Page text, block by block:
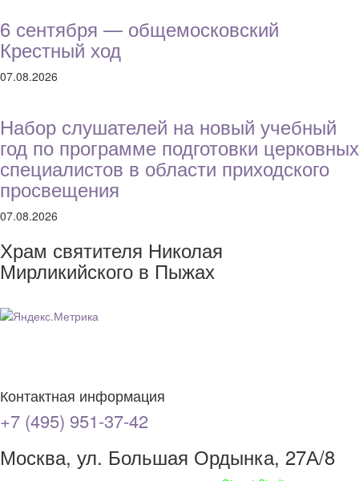
6 сентября — общемосковский
Крестный ход
07.08.2026
Набор слушателей на новый учебный
год по программе подготовки церковных
специалистов в области приходского
просвещения
07.08.2026
Храм святителя Николая
Мирликийского в Пыжах
Контактная информация
+7 (495) 951-37-42
Москва, ул. Большая Ордынка, 27А/8